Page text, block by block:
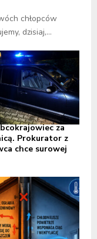
chłopców
dzisiaj,...
za
Prokurator z
chce surowej